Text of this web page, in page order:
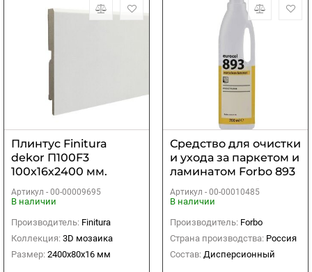
Плинтус Finitura
dekor П100F3
100х16х2400 мм.
Артикул - 00-00009695
В наличии
Производитель: Finitura
Коллекция: 3D мозаика
Размер: 2400х80х16 мм
Средство для очистки
и ухода за паркeтом и
ламинaтом Forbo 893
Euroclean Laminat
0,75л
Артикул - 00-00010485
В наличии
Производитель: Forbo
Страна производства: Россия
Состав: Дисперсионный